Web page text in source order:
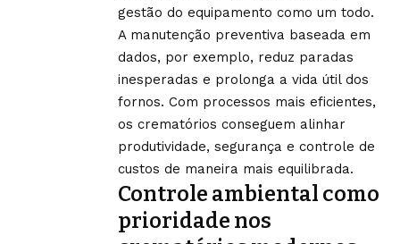
gestão do equipamento como um todo.
A manutenção preventiva baseada em
dados, por exemplo, reduz paradas
inesperadas e prolonga a vida útil dos
fornos. Com processos mais eficientes,
os crematórios conseguem alinhar
produtividade, segurança e controle de
custos de maneira mais equilibrada.
Controle ambiental como
prioridade nos